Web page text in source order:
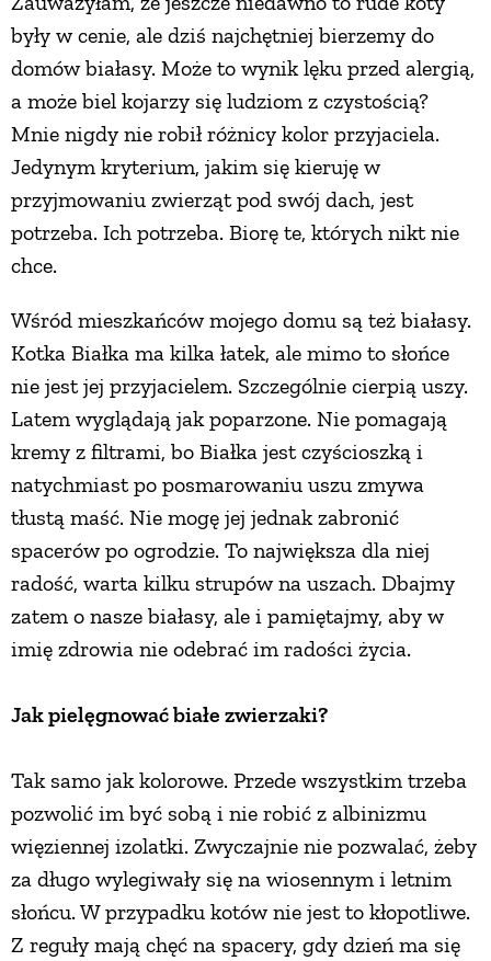
były w cenie, ale dziś najchętniej bierzemy do
domów białasy. Może to wynik lęku przed alergią,
a może biel kojarzy się ludziom z czystością?
Mnie nigdy nie robił różnicy kolor przyjaciela.
Jedynym kryterium, jakim się kieruję w
przyjmowaniu zwierząt pod swój dach, jest
potrzeba. Ich potrzeba. Biorę te, których nikt nie
chce.
Wśród mieszkańców mojego domu są też białasy.
Kotka Białka ma kilka łatek, ale mimo to słońce
nie jest jej przyjacielem. Szczególnie cierpią uszy.
Latem wyglądają jak poparzone. Nie pomagają
kremy z filtrami, bo Białka jest czyścioszką i
natychmiast po posmarowaniu uszu zmywa
tłustą maść. Nie mogę jej jednak zabronić
spacerów po ogrodzie. To największa dla niej
radość, warta kilku strupów na uszach. Dbajmy
zatem o nasze białasy, ale i pamiętajmy, aby w
imię zdrowia nie odebrać im radości życia.
Jak pielęgnować białe zwierzaki?
Tak samo jak kolorowe. Przede wszystkim trzeba
pozwolić im być sobą i nie robić z albinizmu
więziennej izolatki. Zwyczajnie nie pozwalać, żeby
za długo wylegiwały się na wiosennym i letnim
słońcu. W przypadku kotów nie jest to kłopotliwe.
Z reguły mają chęć na spacery, gdy dzień ma się